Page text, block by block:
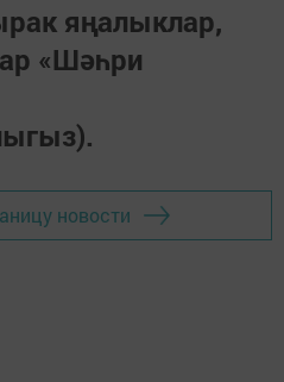
яңалыклар,
«Шәһри
новости